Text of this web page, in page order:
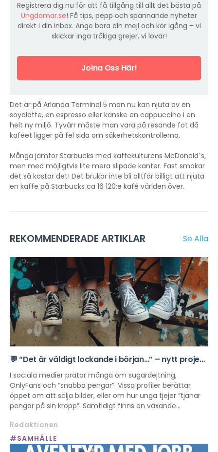
Registrera dig nu för att få tillgång till allt det bästa på
Ungdomar.se! Få tips, pepp och spännande nyheter
direkt i din inbox. Ange bara din mejl och kör igång – vi
skickar inga tråkiga grejer, vi lovar!
Joina Oss Här!
Det är på Arlanda Terminal 5 man nu kan njuta av en
soyalatte, en espresso eller kanske en cappuccino i en
helt ny miljö. Tyvärr måste man vara på resande fot då
kaféet ligger på fel sida om säkerhetskontrollerna.
Många jämför Starbucks med kaffekulturens McDonald´s,
men med möjligtvis lite mera slipade kanter. Fast smakar
det så kostar det! Det brukar inte bli alltför billigt att njuta
en kaffe på Starbucks ca 16 120:e kafé världen över.
REKOMMENDERADE ARTIKLAR Se Alla
💬 “Det är väldigt lockande i början…” – nytt projekt
om sexuell exploatering online
I sociala medier pratar många om sugardejtning,
OnlyFans och “snabba pengar”. Vissa profiler berättar
öppet om att sälja bilder, eller om hur unga tjejer “tjänar
pengar på sin kropp”. Samtidigt finns en växande
påverkar hur unga ser på kropp, makt och sexualitet och
riskerar att normalisera sexuell exploatering.
Redaktionen
#SAMHÄLLE